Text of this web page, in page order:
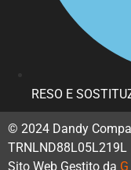
RESO E
© 2024 Dandy
TRNLND88L05L219L
Sito Web Gestito da